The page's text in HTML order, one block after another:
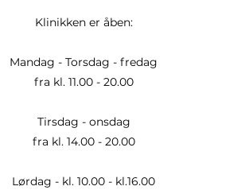
Klinikken er åben:
Mandag - Torsdag - fredag
fra kl. 11.00 - 20.00
Tirsdag - onsdag
fra kl. 14.00 - 20.00
Lørdag - kl. 10.00 - kl.16.00